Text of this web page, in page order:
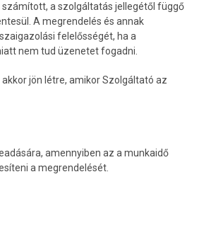
számított, a szolgáltatás jellegétől függő
A megrendelés és annak
felelősségét, ha a
nem tud üzenetet fogadni.
jön létre, amikor Szolgáltató az
amennyiben az a munkaidő
a megrendelését.